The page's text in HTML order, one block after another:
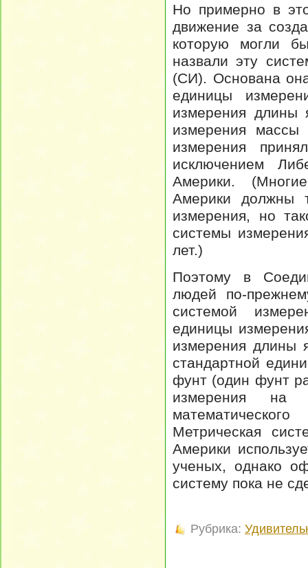
Но примерно в
движение за
которую могли
назвали эту
(СИ). Основана
единицы
измерения длины
измерения массы
измерения
исключением
Америки.
Америки должны
измерения, но
системы
лет.)
Поэтому в
людей по-
системой
единицы
измерения длины
стандартной
фунт (один фунт
измерения на
Метрическая
Америки
ученых, однако
систему пока не
Рубрика: